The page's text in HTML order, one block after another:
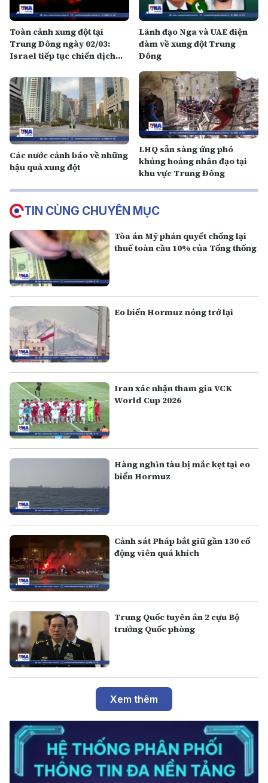
Toàn cảnh xung đột tại
Trung Đông ngày 02/03:
Israel tiếp tục chiến dịch
Lãnh đạo Nga và UAE điện
đàm về xung đột Trung
Đông
Các nước cảnh báo về những
hậu quả xung đột
LHQ sẵn sàng ứng phó
khủng hoảng nhân đạo tại
khu vực Trung Đông
TIN CÙNG CHUYÊN MỤC
Tòa án Mỹ phán quyết chống lại
thuế toàn cầu 10% của Tổng thống
Eo biển Hormuz nóng trở lại
Iran xác nhận tham gia VCK
World Cup 2026
Hàng nghìn tàu bị mắc kẹt tại eo
biển Hormuz
Cảnh sát Pháp bắt giữ gần 130 cổ
động viên quá khích
Trung Quốc tuyên án 2 cựu Bộ
trưởng Quốc phòng
Xem thêm